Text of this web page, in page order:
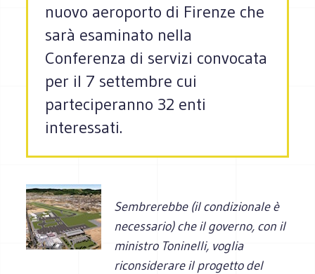
nuovo aeroporto di Firenze che
sarà esaminato nella
Conferenza di servizi convocata
per il 7 settembre cui
parteciperanno 32 enti
interessati.
Sembrerebbe (il condizionale è
necessario) che il governo, con il
ministro Toninelli, voglia
riconsiderare il progetto del